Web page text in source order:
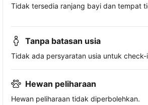
Tidak tersedia ranjang bayi dan tempat
Tanpa batasan usia
Tidak ada persyaratan usia untuk check-
Hewan peliharaan
Hewan peliharaan tidak diperbolehkan.